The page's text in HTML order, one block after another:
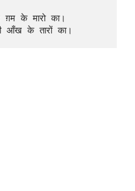
ग़म के मारो का।